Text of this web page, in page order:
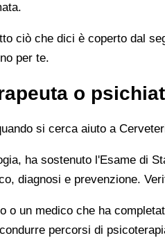
ciò che dici è coperto dal
per te.
o
si cerca aiuto a
ha sostenuto l'Esame di
diagnosi e prevenzione.
o un medico che ha
percorsi di